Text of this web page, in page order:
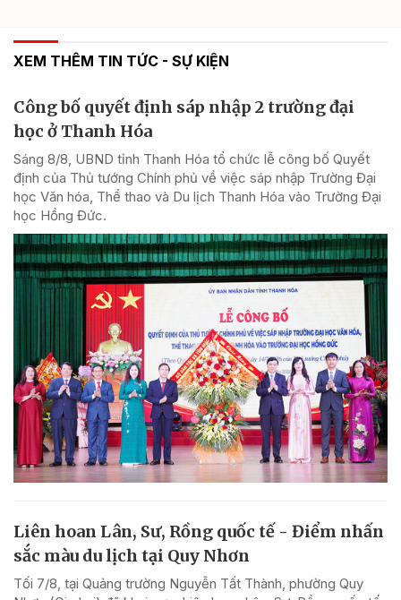
XEM THÊM TIN TỨC - SỰ KIỆN
Công bố quyết định sáp nhập 2 trường đại
học ở Thanh Hóa
Sáng 8/8, UBND tỉnh Thanh Hóa tổ chức lễ công bố Quyết
định của Thủ tướng Chính phủ về việc sáp nhập Trường Đại
học Văn hóa, Thể thao và Du lịch Thanh Hóa vào Trường Đại
học Hồng Đức.
Liên hoan Lân, Sư, Rồng quốc tế - Điểm nhấn
sắc màu du lịch tại Quy Nhơn
Tối 7/8, tại Quảng trường Nguyễn Tất Thành, phường Quy